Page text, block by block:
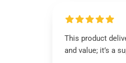
This product
and value; it’s a